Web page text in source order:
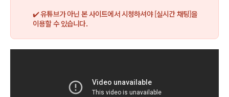
✔️ 유튜브가 아닌 본 사이트에서 시청하셔야 [실시간 채팅]을
이용할 수 있습니다.